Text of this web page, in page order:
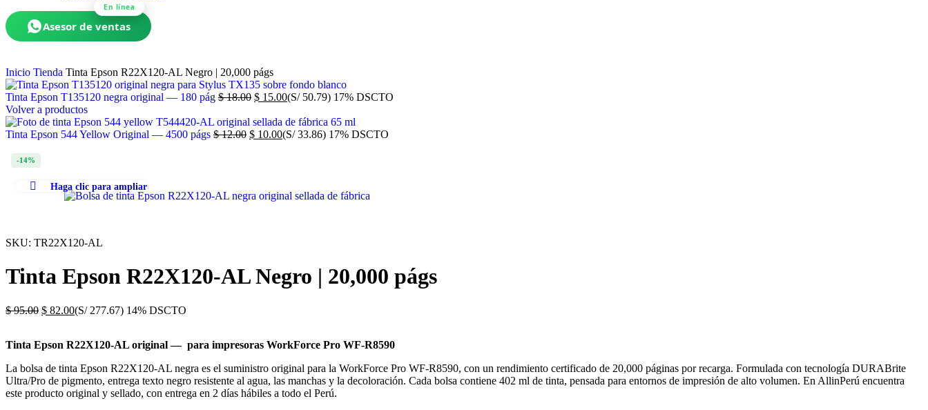
En línea
Asesor de ventas
Inicio Tienda Tinta Epson R22X120-AL Negro | 20,000 págs
Tinta Epson T135120 negra original — 180 pág $18.00 $ 15.00(S/ 50.79) 17% DSCTO
Volver a productos
Tinta Epson 544 Yellow Original — 4500 págs $12.00 $ 10.00(S/ 33.86) 17% DSCTO
-14%
Haga clic para ampliar
SKU: TR22X120-AL
Tinta Epson R22X120-AL Negro | 20,000 págs
$95.00 $ 82.00(S/ 277.67) 14% DSCTO
Tinta Epson R22X120-AL original — para impresoras WorkForce Pro WF-R8590
La bolsa de tinta Epson R22X120-AL negra es el suministro original para la WorkForce Pro WF-R8590, con un rendimiento certificado de 20,000 páginas por recarga. Formulada con tecnología DURABrite
Ultra/Pro de pigmento, entrega texto negro resistente al agua, las manchas y la decoloración. Cada bolsa contiene 402 ml de tinta, pensada para entornos de impresión de alto volumen. En AllinPerú encuentra
este producto original y sellado, con entrega en 2 días hábiles a todo el Perú.